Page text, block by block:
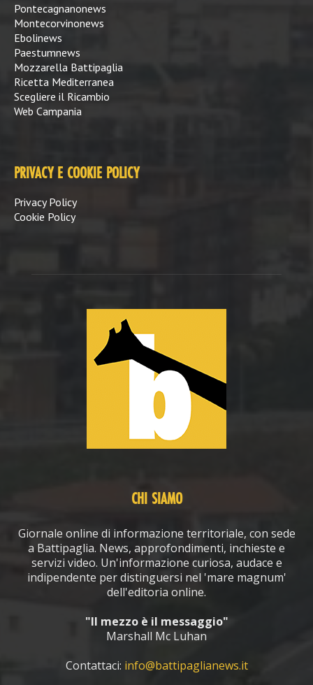
Pontecagnanonews
Montecorvinonews
Ebolinews
Paestumnews
Mozzarella Battipaglia
Ricetta Mediterranea
Scegliere il Ricambio
Web Campania
PRIVACY E COOKIE POLICY
Privacy Policy
Cookie Policy
CHI SIAMO
Giornale online di informazione territoriale, con sede
a Battipaglia. News, approfondimenti, inchieste e
servizi video. Un'informazione curiosa, audace e
indipendente per distinguersi nel 'mare magnum'
dell'editoria online.
"Il mezzo è il messaggio"
Marshall Mc Luhan
Contattaci: info@battipaglianews.it